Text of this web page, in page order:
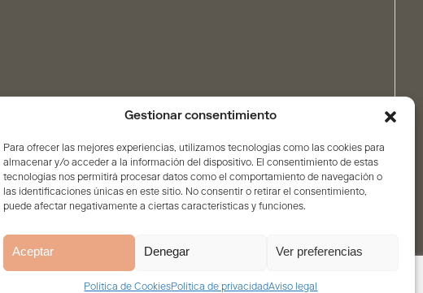
Gestionar consentimiento
Para ofrecer las mejores experiencias, utilizamos tecnologías como las cookies para
almacenar y/o acceder a la información del dispositivo. El consentimiento de estas
tecnologías nos permitirá procesar datos como el comportamiento de navegación o
las identificaciones únicas en este sitio. No consentir o retirar el consentimiento,
puede afectar negativamente a ciertas características y funciones.
Aceptar Denegar Ver preferencias
Política de CookiesPolítica de privacidadAviso legal